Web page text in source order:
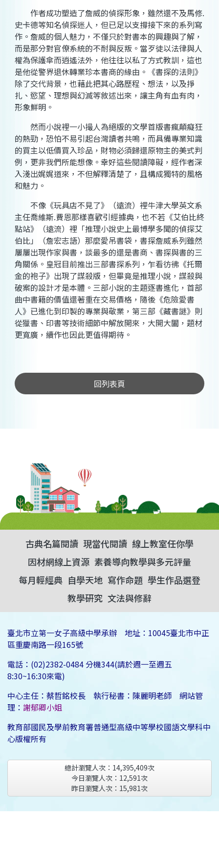
作者成功塑造了詹威的偵探形象，雖然還不及馬修.
史卡德等知名偵探迷人，但已足以支撐接下來的系列寫
作。詹威的個人魅力，不僅只於對書本的興趣與了解，
而是那分對官僚系統的不耐與反叛。當歹徒以法律與人
權為保護傘而逍遙法外，他往往以私了方式教訓，這也
是他從警界退休轉業珍本書商的緣由。《書探的法則》
除了交代背景，也藉此把其心路歷程、想法，以及掙
扎、慾望、理想與幻滅等敘述出來，讓主角有血有肉，
形象鮮明。
然而小說裡一小撮人為絕版的文學首版書瘋顛癡狂
的熱勁，恐怕不易引起台灣讀者共鳴，而具備專業知識
的買主以低價買入珍品，財物必須歸還原物主的美式判
例，更非我們所能想像。幸好這些閱讀障礙，經作者深
入淺出娓娓道來，不但解釋清楚了，且構成獨特的風格
和魅力。
不像《玩具店不見了》（遠流）裡牛津大學英文系
主任喬維斯.費恩那樣喜歡引經據典，也不若《艾伯比終
點站》（遠流）裡「推理小說史上最博學多聞的偵探艾
伯比」（詹宏志語）那麼愛吊書袋，書探詹威系列雖然
屢屢出現作家與書，談最多的還是書商、書探與書的三
角關係。皇冠目前推出三部書探系列，乍看彷彿《托爾
金的袍子》出現了謀殺版，但畢竟是推理小說，謀殺與
破案的設計才是本體。三部小說的主題逐書進化，首部
曲中書籍的價值還著重在交易價格，隨後《危險愛書
人》已進化到印製的專業與敬業，第三部《藏書謎》則
從獵書、印書等技術細節中解放開來，大開大闔，題材
更寬廣，續作也因此更值得期待。
回列表頁
古典名篇閱讀 現當代閱讀 線上教室任你學
因材網線上資源 素養導向教學與多元評量
每月輕經典 自學天地 寫作命題 學生作品選登
教學研究 文法與修辭
臺北市立第一女子高級中學承辦 地址：10045臺北市中正
區重慶南路一段165號
電話：(02)2382-0484 分機344(請於週一至週五
8:30~16:30來電)
中心主任：蔡哲銘校長 執行秘書：陳麗明老師 網站管
理： 謝郁卿小姐
教育部國民及學前教育署普通型高級中等學校國語文學科中
心版權所有
總計瀏覽人次： 14,395,409次
今日瀏覽人次： 12,591次
昨日瀏覽人次： 15,981次